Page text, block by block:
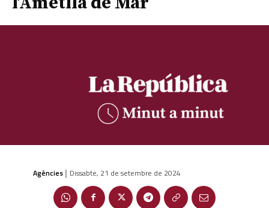
Agències | Dissabte, 21 de setembre de 2024